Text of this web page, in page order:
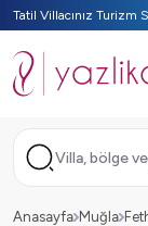
Tatil Villacınız Turizm
Villa, bölge
Anasayfa Muğla